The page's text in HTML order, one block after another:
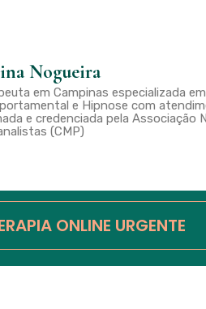
Nogueira
em Campinas especializada
e Hipnose com
e credenciada pela Associação
(CMP)
ONLINE URGENTE